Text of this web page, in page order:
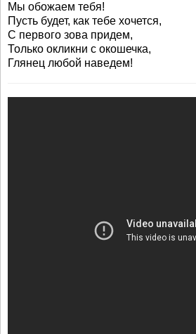
Мы обожаем тебя!
Пусть будет, как тебе хочется,
С первого зова придем,
Только окликни с окошечка,
Глянец любой наведем!